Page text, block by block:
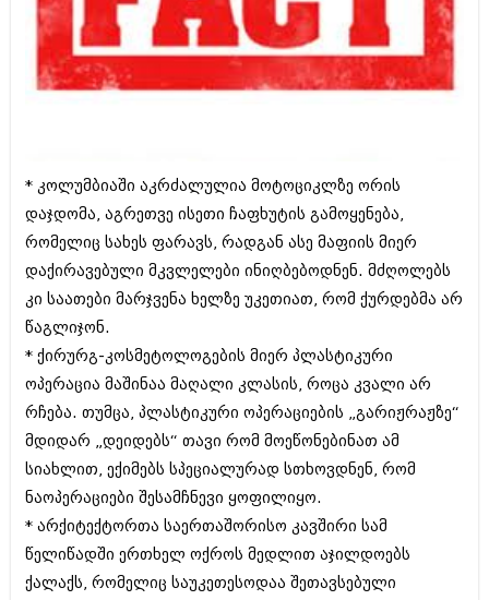
ამბები
საზოგადოება
მოდი, ვილაპარაკოთ
რელიგია
მედიცინა
სპორტი
კადრს მიღმა
კულინარია
ავტორჩევები
ბელადები
ბიზნესსიახლეები
გვარები
თემიდას სასწორი
იუმორი
რელიგია
მედიცინა
კულინარია
ავტორჩევები
ბელადები
ბიზნესსიახლეები
გვარები
თემიდას სასწორი
კალეიდოსკოპი
ჰოროსკოპი და შეუცნობელი
კრიმინალი
* კოლუმბიაში აკრძალულია მოტოციკლზე ორის
დაჯდომა, აგრეთვე ისეთი ჩაფხუტის გამოყენება,
რომელიც სახეს ფარავს, რადგან ასე მაფიის მიერ
დაქირავებული მკვლელები ინიღბებოდნენ. მძღოლებს
კი საათები მარჯვენა ხელზე უკეთიათ, რომ ქურდებმა არ
წაგლიჯონ.
* ქირურგ-კოსმეტოლოგების მიერ პლასტიკური
ოპერაცია მაშინაა მაღალი კლასის, როცა კვალი არ
რჩება. თუმცა, პლასტიკური ოპერაციების „გარიჟრაჟზე“
მდიდარ „დეიდებს“ თავი რომ მოეწონებინათ ამ
სიახლით, ექიმებს სპეციალურად სთხოვდნენ, რომ
ნაოპერაციები შესამჩნევი ყოფილიყო.
* არქიტექტორთა საერთაშორისო კავშირი სამ
წელიწადში ერთხელ ოქროს მედლით აჯილდოებს
ქალაქს, რომელიც საუკეთესოდაა შეთავსებული